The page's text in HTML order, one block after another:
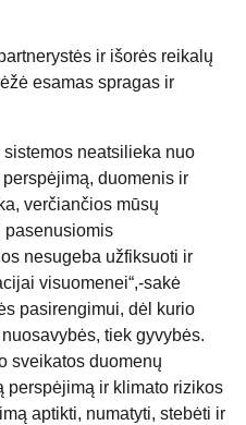
ir išorės reikalų
esamas spragas ir
neatsilieka nuo
duomenis ir
verčiančios mūsų
pasenusiomis
nesugeba užfiksuoti ir
visuomenei“,-sakė
pasirengimui, dėl kurio
tiek gyvybės.
sveikatos duomenų
perspėjimą ir klimato rizikos
aptikti, numatyti, stebėti ir